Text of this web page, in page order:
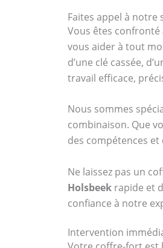
Faites appel à notre
Vous êtes confronté
vous aider à tout
d’une clé cassée,
travail efficace,
Nous sommes
combinaison. Que
des compétences
Ne laissez pas un
Holsbeek rapide et
confiance à notre
Intervention